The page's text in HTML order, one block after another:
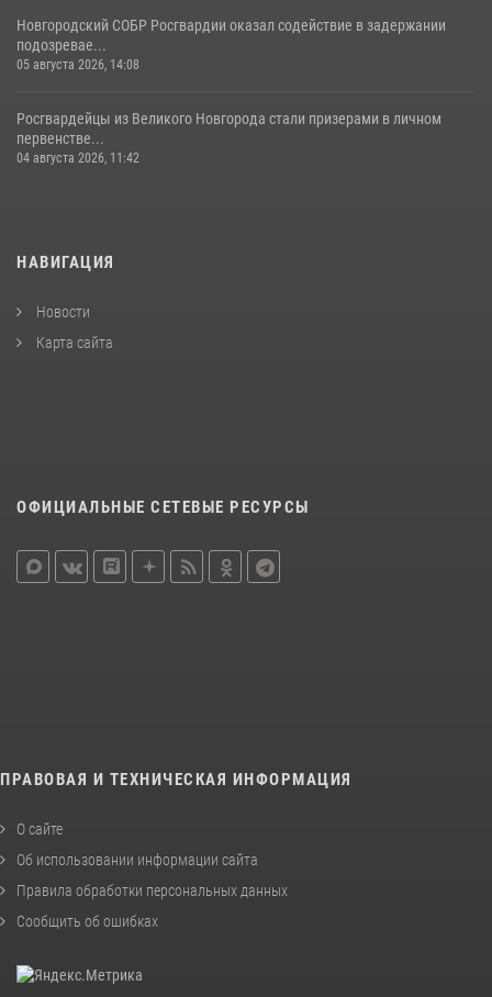
Новгородский СОБР Росгвардии оказал содействие в задержании
подозревае...
05 августа 2026, 14:08
Росгвардейцы из Великого Новгорода стали призерами в личном
первенстве...
04 августа 2026, 11:42
НАВИГАЦИЯ
Новости
Карта сайта
ОФИЦИАЛЬНЫЕ СЕТЕВЫЕ РЕСУРСЫ
ПРАВОВАЯ И ТЕХНИЧЕСКАЯ ИНФОРМАЦИЯ
О сайте
Об использовании информации сайта
Правила обработки персональных данных
Сообщить об ошибках